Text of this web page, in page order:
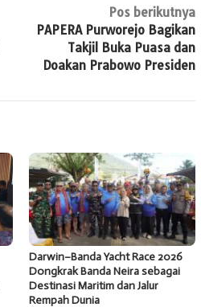
Pos berikutnya
PAPERA Purworejo Bagikan
Takjil Buka Puasa dan
Doakan Prabowo Presiden
Darwin–Banda Yacht Race 2026
Dongkrak Banda Neira sebagai
Destinasi Maritim dan Jalur
Rempah Dunia